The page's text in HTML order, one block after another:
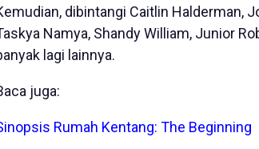
dibintangi Caitlin Halderman,
Namya, Shandy William, Junior
lagi lainnya.
juga:
Rumah Kentang: The Beginning